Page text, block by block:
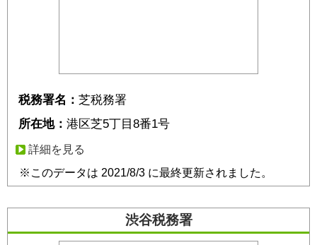
税務署名： 芝税務署
所在地： 港区芝5丁目8番1号
詳細を見る
※このデータは 2021/8/3 に最終更新されました。
渋谷税務署